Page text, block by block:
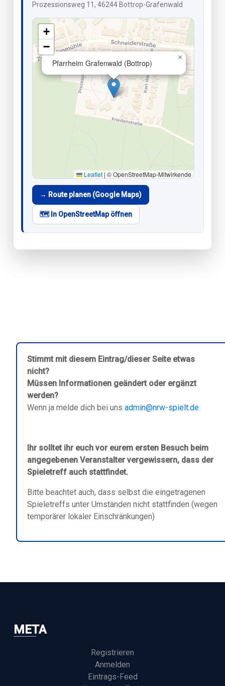
Prozessionsweg 11, 46244 Bottrop-Grafenwald
Pfarrheim Grafenwald (Bottrop)
×
+
−
Leaflet | © OpenStreetMap-Mitwirkende
→ Route planen (Google Maps)
🗺️ In OpenStreetMap öffnen
Stimmt mit diesem Eintrag/dieser Seite etwas
nicht?
Müssen Informationen geändert oder ergänzt
werden?
Wenn ja melde dich bei uns admin@nrw-spielt.de
Ihr solltet ihr euch vor eurem ersten Besuch beim
angegebenen Veranstalter vergewissern, dass der
Spieletreff auch stattfindet.
Bitte beachtet auch, dass selbst die eingetragenen
Spieletreffs unter Umständen nicht stattfinden (wegen
temporärer lokaler Einschränkungen)
META
Registrieren
Anmelden
Eintrags-Feed